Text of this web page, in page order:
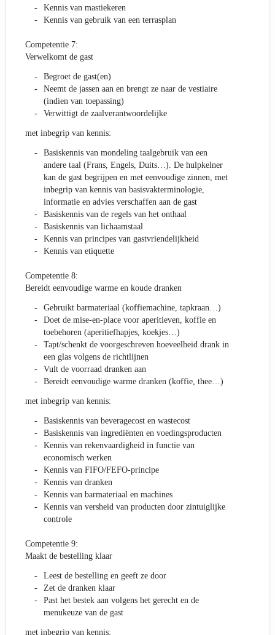
Kennis van mastiekeren
Kennis van gebruik van een terrasplan
Competentie 7:
Verwelkomt de gast
Begroet de gast(en)
Neemt de jassen aan en brengt ze naar de vestiaire
(indien van toepassing)
Verwittigt de zaalverantwoordelijke
met inbegrip van kennis:
Basiskennis van mondeling taalgebruik van een
andere taal (Frans, Engels, Duits…). De hulpkelner
kan de gast begrijpen en met eenvoudige zinnen, met
inbegrip van kennis van basisvakterminologie,
informatie en advies verschaffen aan de gast
Basiskennis van de regels van het onthaal
Basiskennis van lichaamstaal
Kennis van principes van gastvriendelijkheid
Kennis van etiquette
Competentie 8:
Bereidt eenvoudige warme en koude dranken
Gebruikt barmateriaal (koffiemachine, tapkraan…)
Doet de mise-en-place voor aperitieven, koffie en
toebehoren (aperitiefhapjes, koekjes…)
Tapt/schenkt de voorgeschreven hoeveelheid drank in
een glas volgens de richtlijnen
Vult de voorraad dranken aan
Bereidt eenvoudige warme dranken (koffie, thee…)
met inbegrip van kennis:
Basiskennis van beveragecost en wastecost
Basiskennis van ingrediënten en voedingsproducten
Kennis van rekenvaardigheid in functie van
economisch werken
Kennis van FIFO/FEFO-principe
Kennis van dranken
Kennis van barmateriaal en machines
Kennis van versheid van producten door zintuiglijke
controle
Competentie 9:
Maakt de bestelling klaar
Leest de bestelling en geeft ze door
Zet de dranken klaar
Past het bestek aan volgens het gerecht en de
menukeuze van de gast
met inbegrip van kennis: